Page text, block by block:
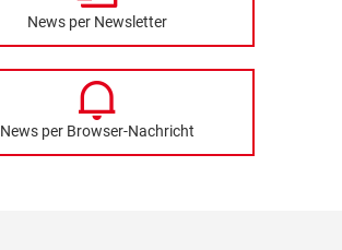
News per Newsletter
News per Browser-Nachricht